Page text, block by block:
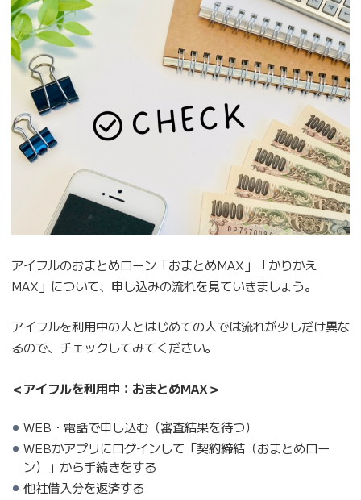
アイフルのおまとめローン「おまとめMAX」「かりかえ
MAX」について、申し込みの流れを見ていきましょう。
アイフルを利用中の人とはじめての人では流れが少しだけ異な
るので、チェックしてみてください。
＜アイフルを利用中：おまとめMAX＞
WEB・電話で申し込む（審査結果を待つ）
WEBかアプリにログインして「契約締結（おまとめロー
ン）」から手続きをする
他社借入分を返済する